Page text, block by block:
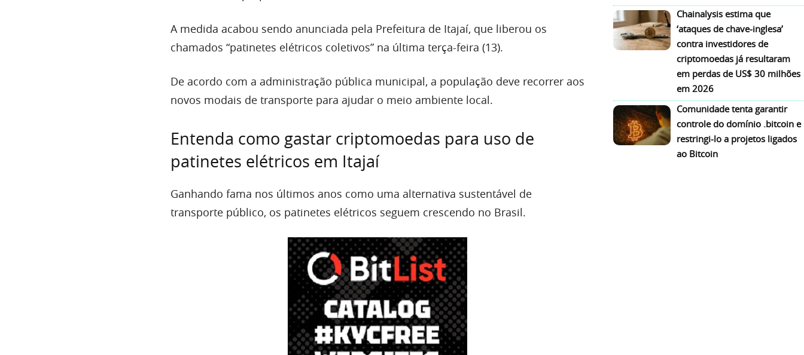
A medida acabou sendo anunciada pela Prefeitura de Itajaí, que liberou os
chamados “patinetes elétricos coletivos” na última terça-feira (13).
De acordo com a administração pública municipal, a população deve recorrer aos
novos modais de transporte para ajudar o meio ambiente local.
Entenda como gastar criptomoedas para uso de
patinetes elétricos em Itajaí
Ganhando fama nos últimos anos como uma alternativa sustentável de
transporte público, os patinetes elétricos seguem crescendo no Brasil.
Chainalysis estima que
‘ataques de chave-inglesa’
contra investidores de
criptomoedas já resultaram
em perdas de US$ 30 milhões
em 2026
Comunidade tenta garantir
controle do domínio .bitcoin e
restringi-lo a projetos ligados
ao Bitcoin